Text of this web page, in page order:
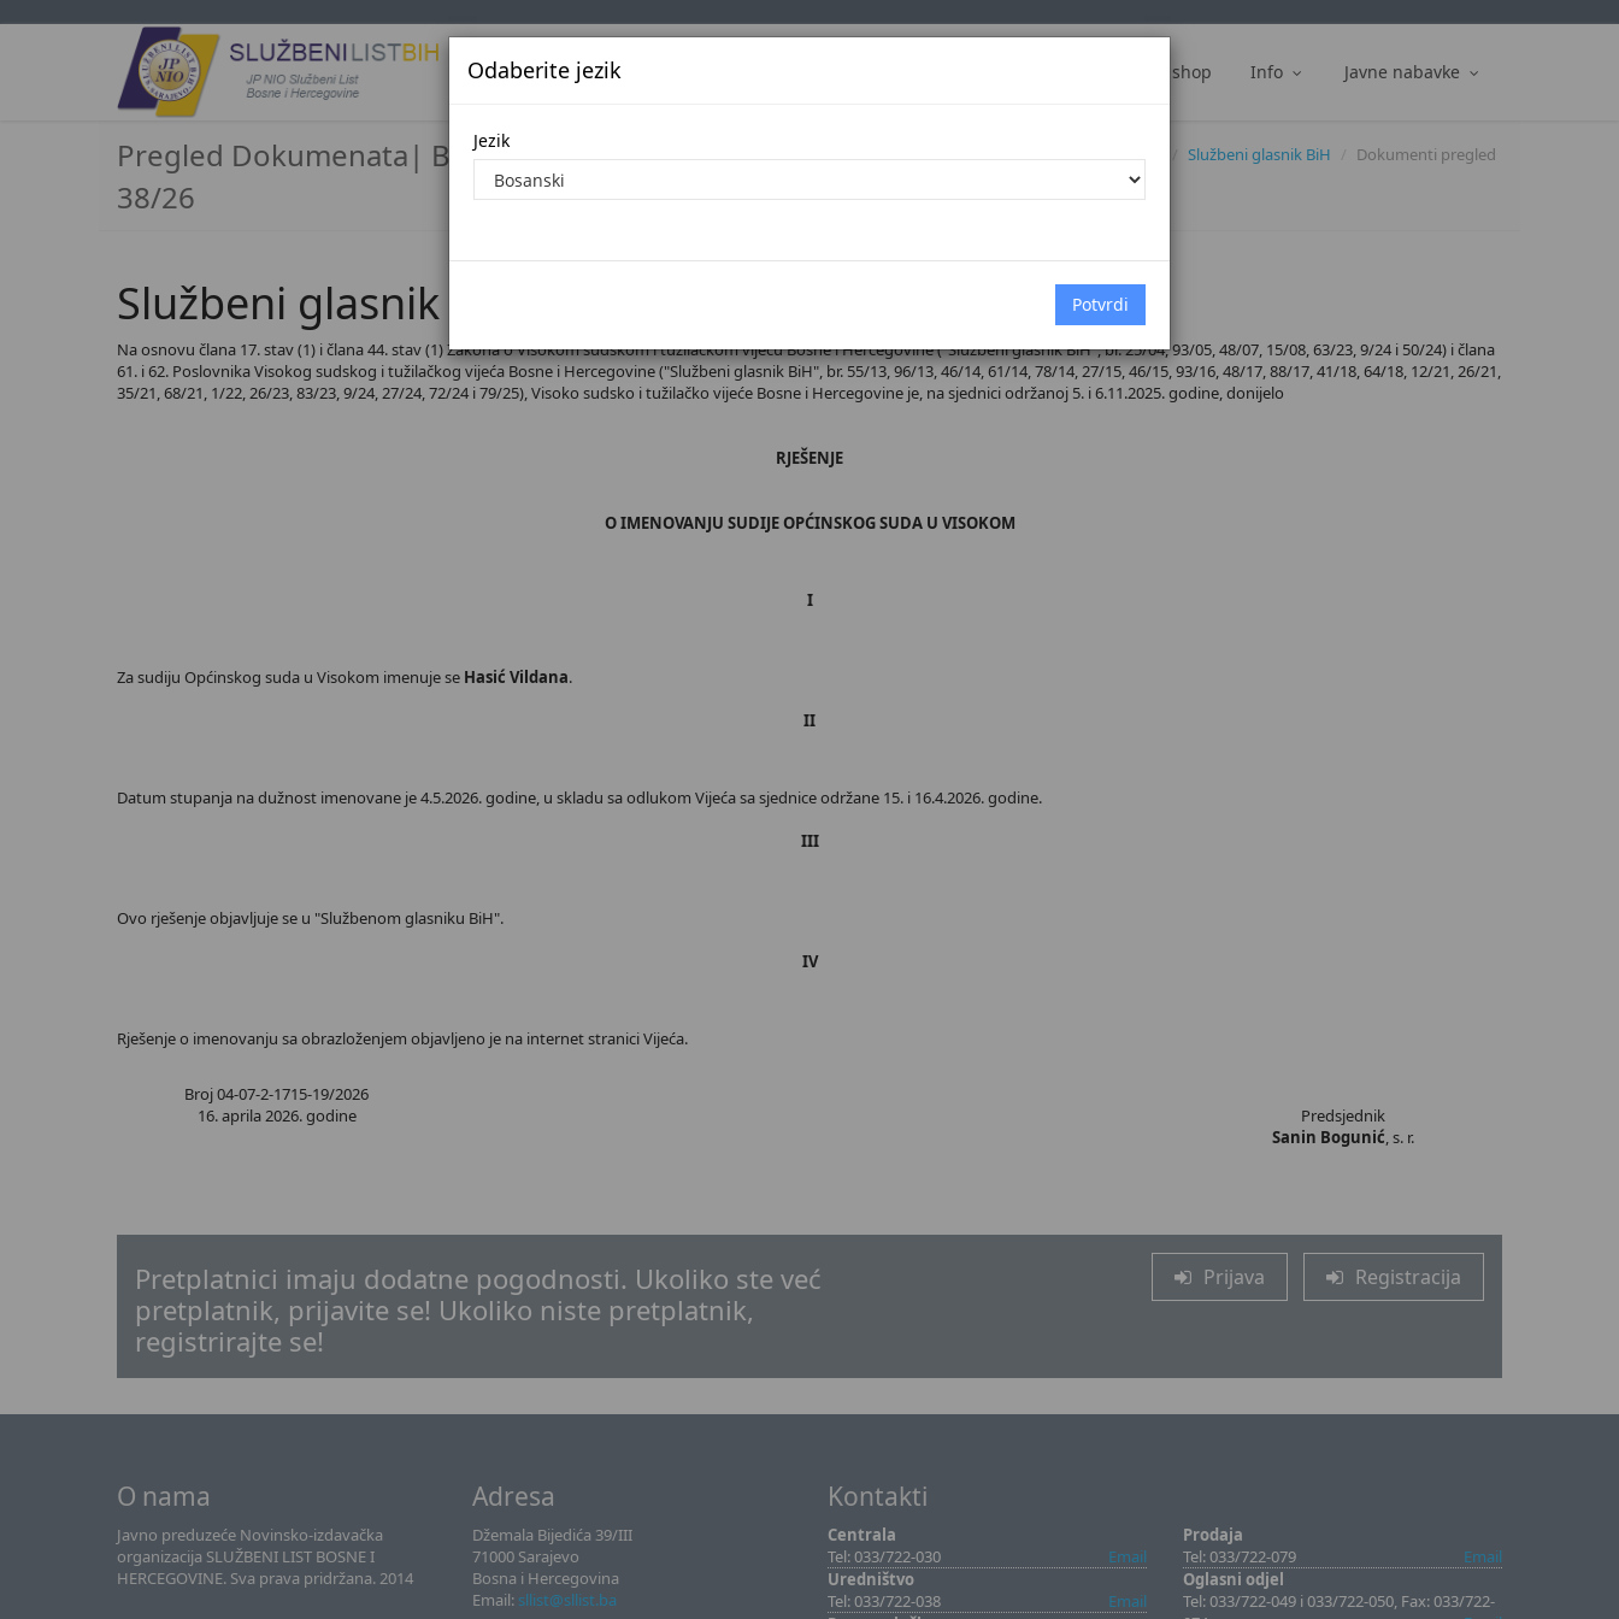
Jezik Službena glasila Web shop Info Javne nabavke
Odaberite jezik
Jezik
Pregled Dokumenata| Broj
38/26
Početna Dokumenti Službeni glasnik BiH Dokumenti pregled
Službeni glasnik BiH, broj 38/26
Na osnovu člana 17. stav (1) i člana 44. stav (1) Zakona o Visokom sudskom i tužilačkom vijeću Bosne i Hercegovine ("Službeni glasnik BiH", br. 25/04, 93/05, 48/07, 15/08, 63/23, 9/24 i 50/24) i člana
61. i 62. Poslovnika Visokog sudskog i tužilačkog vijeća Bosne i Hercegovine ("Službeni glasnik BiH", br. 55/13, 96/13, 46/14, 61/14, 78/14, 27/15, 46/15, 93/16, 48/17, 88/17, 41/18, 64/18, 12/21, 26/21,
35/21, 68/21, 1/22, 26/23, 83/23, 9/24, 27/24, 72/24 i 79/25), Visoko sudsko i tužilačko vijeće Bosne i Hercegovine je, na sjednici održanoj 5. i 6.11.2025. godine, donijelo
RJEŠENJE
O IMENOVANJU SUDIJE OPĆINSKOG SUDA U VISOKOM
I
Za sudiju Općinskog suda u Visokom imenuje se Hasić Vildana.
II
Datum stupanja na dužnost imenovane je 4.5.2026. godine, u skladu sa odlukom Vijeća sa sjednice održane 15. i 16.4.2026. godine.
III
Ovo rješenje objavljuje se u "Službenom glasniku BiH".
IV
Rješenje o imenovanju sa obrazloženjem objavljeno je na internet stranici Vijeća.
Broj 04-07-2-1715-19/2026
16. aprila 2026. godine
Predsjednik
Sanin Bogunić, s. r.
Pretplatnici imaju dodatne pogodnosti. Ukoliko ste već
pretplatnik, prijavite se! Ukoliko niste pretplatnik,
registrirajte se!
Prijava Registracija
O nama
Javno preduzeće Novinsko-izdavačka
organizacija SLUŽBENI LIST BOSNE I
HERCEGOVINE. Sva prava pridržana. 2014
Adresa
Džemala Bijedića 39/III
71000 Sarajevo
Bosna i Hercegovina
Email: sllist@sllist.ba
Kontakti
Centrala
Tel: 033/722-030
Email
Uredništvo
Tel: 033/722-038
Email
Prodaja
Tel: 033/722-079
Email
Oglasni odjel
Tel: 033/722-049 i 033/722-050, Fax: 033/722-